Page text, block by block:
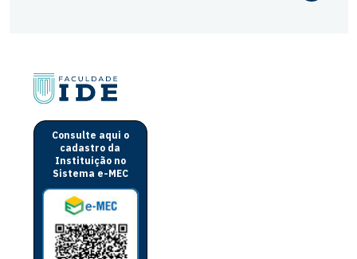
Consulte aqui o
cadastro da
Instituição no
Sistema e-MEC